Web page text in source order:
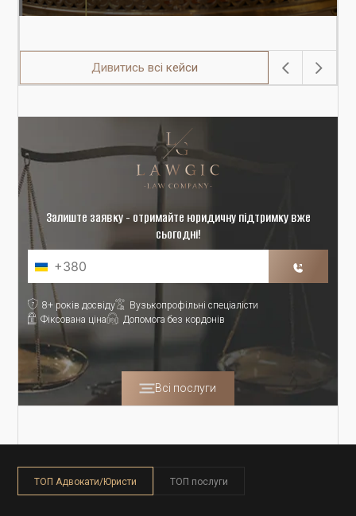
Дивитись всі кейси
Залиште заявку - отримайте юридичну підтримку вже
сьогодні!
8+ років досвіду
Вузькопрофільні спеціалісти
Фіксована ціна
Допомога без кордонів
Всі послуги
ТОП Адвокати/Юристи ТОП послуги